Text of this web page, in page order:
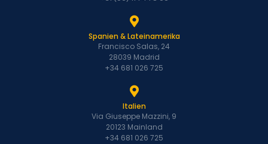
Spanien & Lateinamerika
Francisco Salas, 24
28039 Madrid
+34 681 026 725
Italien
Via Giuseppe Mazzini, 9
20123 Mainland
+34 681 026 725